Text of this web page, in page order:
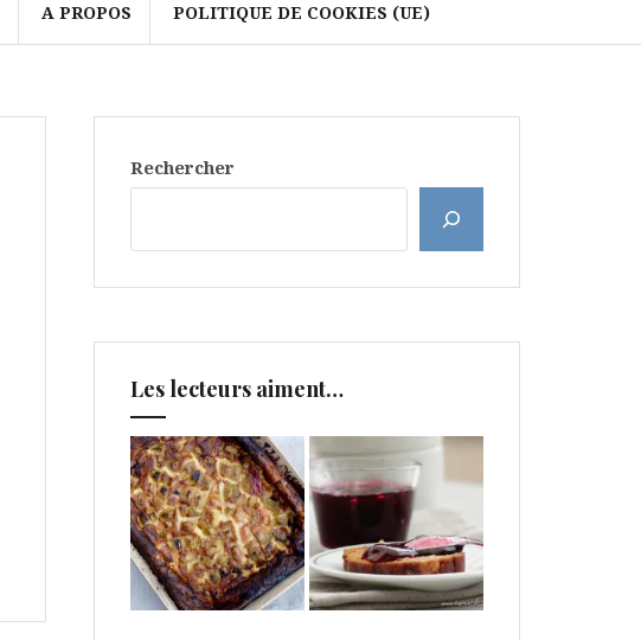
A PROPOS POLITIQUE DE COOKIES (UE)
Rechercher
Les lecteurs aiment…